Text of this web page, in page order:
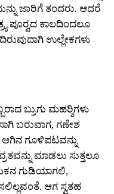
ಜಾರಿಗೆ ತಂದರು. ಆದರೆ
ಪೂರ‍್ವದ ಕಾಲದಿಂದಲೂ
ಉಲ್ಲೇಕಗಳು
ಬ್ರುಗು ಮಹರ‍್ಶಿಗಳು
ಬರುವಾಗ, ಗಣೇಶ
ಗೂಳಿಪಟವನ್ನು
ಮಾಡಲು ಸುತ್ತಲೂ
ಗುಡಿಯಾಗಲಿ,
ಆಗ ಸ್ವತಹ